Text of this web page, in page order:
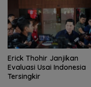
Erick Thohir Janjikan
Evaluasi Usai Indonesia
Tersingkir